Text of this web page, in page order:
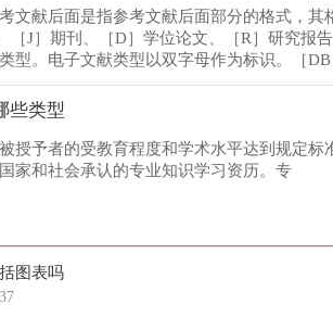
文献后面是指参考文献后面部分的格式，其
［J］期刊、［D］学位论文、［R］研究
型。电子文献类型以双字母作为标识。［
些类型
授予者的受教育程度和学术水平达到规定
家和社会承认的专业知识学习资历。专
图表吗